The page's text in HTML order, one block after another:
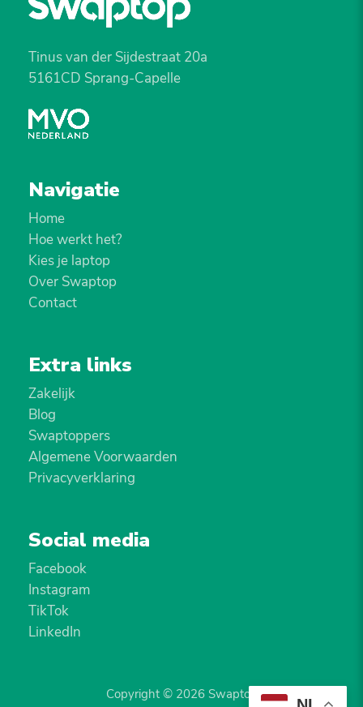
Tinus van der Sijdestraat 20a
5161CD Sprang-Capelle
Navigatie
Home
Hoe werkt het?
Kies je laptop
Over Swaptop
Contact
Extra links
Zakelijk
Blog
Swaptoppers
Algemene Voorwaarden
Privacyverklaring
Social media
Facebook
Instagram
TikTok
LinkedIn
Copyright © 2026 Swaptop